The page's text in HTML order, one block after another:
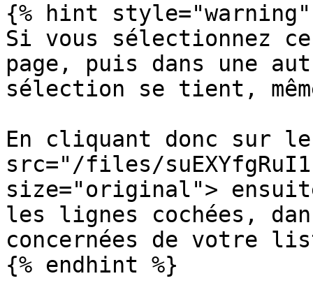
{% hint style="warning"
Si vous sélectionnez
page, puis dans une
sélection se tient,
En cliquant donc sur le
src="/files/
size="original">
les lignes cochées,
concernées de votre
{% endhint %}